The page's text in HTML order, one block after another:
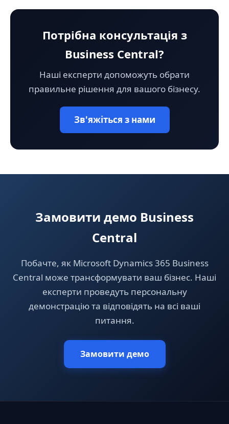
Потрібна консультація з
Business Central?
Наші експерти допоможуть обрати
правильне рішення для вашого бізнесу.
Зв'яжіться з нами
Замовити демо Business
Central
Побачте, як Microsoft Dynamics 365 Business
Central може трансформувати ваш бізнес. Наші
експерти проведуть персональну
демонстрацію та відповідять на всі ваші
питання.
Замовити демо